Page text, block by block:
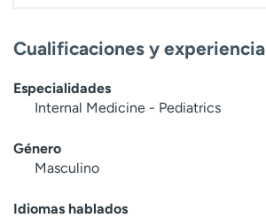
Cualificaciones y experiencia
Especialidades
Internal Medicine - Pediatrics
Género
Masculino
Idiomas hablados